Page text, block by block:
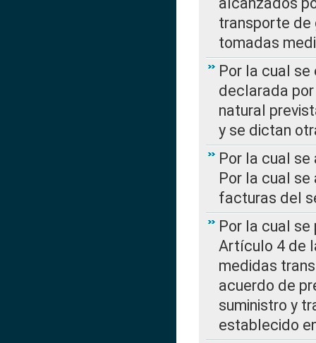
transporte de
tomadas
Por la cual
declarada
natural
y se dictan
Por la cual se
Por la cual
facturas del
Por la cual
Artículo 4 de
medidas
acuerdo de
suministro y
establecido